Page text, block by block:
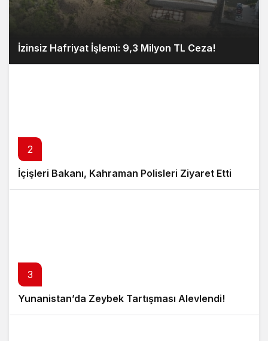
İzinsiz Hafriyat İşlemi: 9,3 Milyon TL Ceza!
2
İçişleri Bakanı, Kahraman Polisleri Ziyaret Etti
3
Yunanistan’da Zeybek Tartışması Alevlendi!